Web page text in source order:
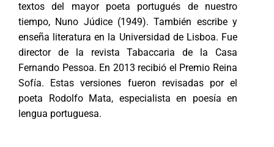
textos del mayor poeta portugués de nuestro
tiempo, Nuno Júdice (1949). También escribe y
enseña literatura en la Universidad de Lisboa. Fue
director de la revista Tabaccaria de la Casa
Fernando Pessoa. En 2013 recibió el Premio Reina
Sofía. Estas versiones fueron revisadas por el
poeta Rodolfo Mata, especialista en poesía en
lengua portuguesa.